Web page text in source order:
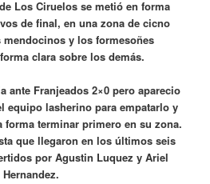
Los Ciruelos se metió en forma
de final, en una zona de cicno
y los formesoñes
clara sobre los demás.
ante Franjeados 2×0 pero aparecio
equipo lasherino para empatarlo y
forma terminar primero en su zona.
que llegaron en los últimos seis
por Agustin Luquez y Ariel
Hernandez.